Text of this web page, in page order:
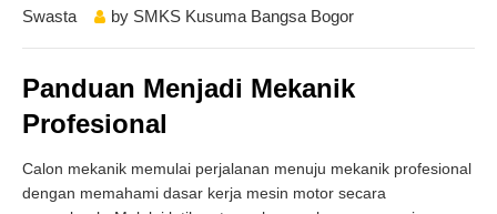
Swasta
by SMKS Kusuma Bangsa Bogor
Panduan Menjadi Mekanik
Profesional
Calon mekanik memulai perjalanan menuju mekanik profesional
dengan memahami dasar kerja mesin motor secara